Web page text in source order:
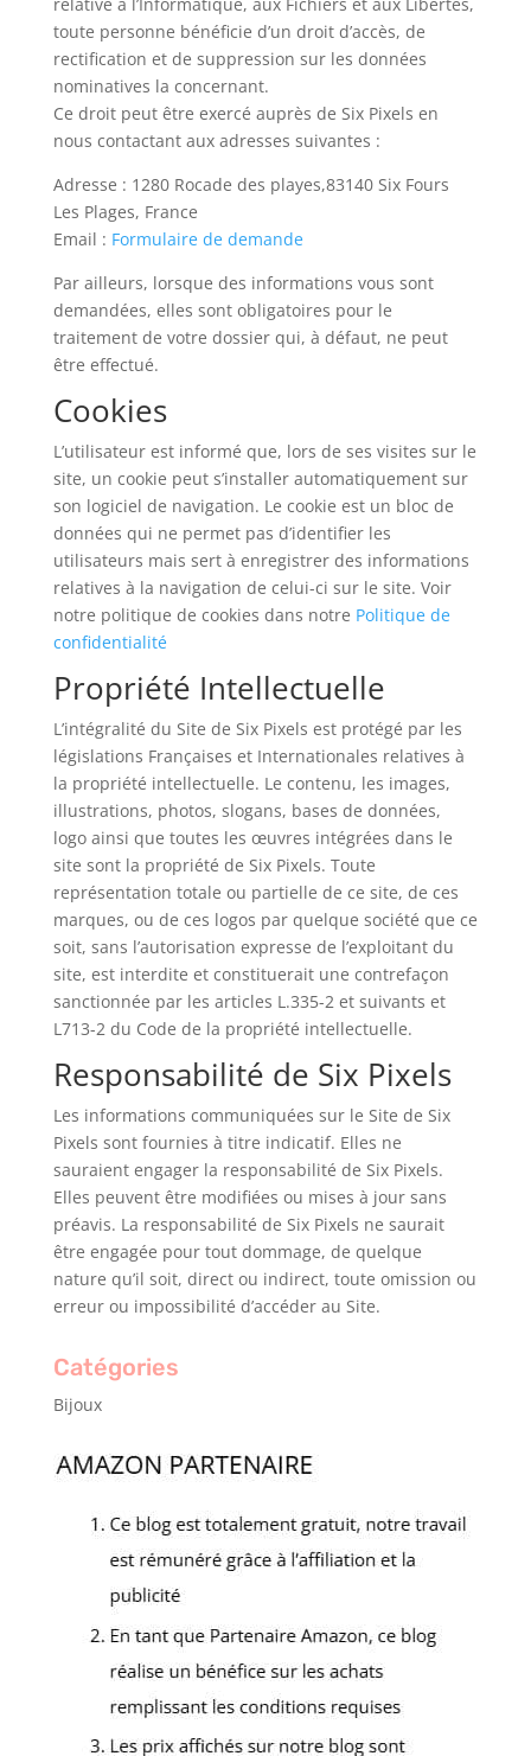
toute personne bénéficie d’un droit d’accès, de
rectification et de suppression sur les données
nominatives la concernant.
Ce droit peut être exercé auprès de Six Pixels en
nous contactant aux adresses suivantes :
Adresse : 1280 Rocade des playes,83140 Six Fours
Les Plages, France
Email : Formulaire de demande
Par ailleurs, lorsque des informations vous sont
demandées, elles sont obligatoires pour le
traitement de votre dossier qui, à défaut, ne peut
être effectué.
Cookies
L’utilisateur est informé que, lors de ses visites sur le
site, un cookie peut s’installer automatiquement sur
son logiciel de navigation. Le cookie est un bloc de
données qui ne permet pas d’identifier les
utilisateurs mais sert à enregistrer des informations
relatives à la navigation de celui-ci sur le site. Voir
notre politique de cookies dans notre Politique de
confidentialité
Propriété Intellectuelle
L’intégralité du Site de Six Pixels est protégé par les
législations Françaises et Internationales relatives à
la propriété intellectuelle. Le contenu, les images,
illustrations, photos, slogans, bases de données,
logo ainsi que toutes les œuvres intégrées dans le
site sont la propriété de Six Pixels. Toute
représentation totale ou partielle de ce site, de ces
marques, ou de ces logos par quelque société que ce
soit, sans l’autorisation expresse de l’exploitant du
site, est interdite et constituerait une contrefaçon
sanctionnée par les articles L.335-2 et suivants et
L713-2 du Code de la propriété intellectuelle.
Responsabilité de Six Pixels
Les informations communiquées sur le Site de Six
Pixels sont fournies à titre indicatif. Elles ne
sauraient engager la responsabilité de Six Pixels.
Elles peuvent être modifiées ou mises à jour sans
préavis. La responsabilité de Six Pixels ne saurait
être engagée pour tout dommage, de quelque
nature qu’il soit, direct ou indirect, toute omission ou
erreur ou impossibilité d’accéder au Site.
Catégories
Bijoux